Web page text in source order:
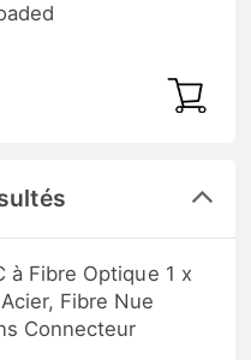
à Fibre Optique 1 x
Fibre Nue
Connecteur